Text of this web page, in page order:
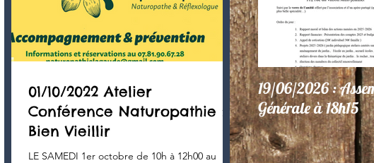
01/10/2022 Atelier
Conférence Naturopathie :
Bien Vieillir
LE SAMEDI 1er octobre de 10h à 12h00 au
19/06/2026 :
Générale à 18h15